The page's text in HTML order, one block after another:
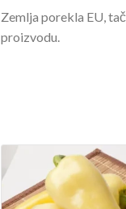
Zemlja porekla EU,
proizvodu.